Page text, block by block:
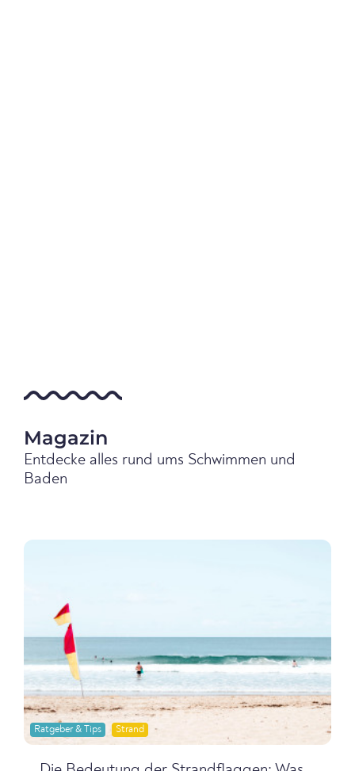
Magazin
Entdecke alles rund ums Schwimmen und
Baden
Ratgeber & Tips Strand